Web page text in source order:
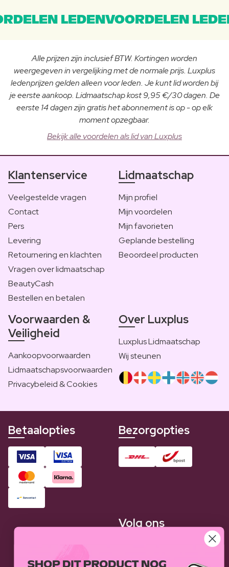
LEDENVOORDELEN
Alle prijzen zijn inclusief BTW. Kortingen worden
weergegeven in vergelijking met de normale prijs. Luxplus
ledenprijzen gelden alleen voor leden. Je kunt lid worden bij
je eerste aankoop. Lidmaatschap kost 9,95 €/30 dagen. De
eerste 14 dagen zijn gratis het abonnement is op - op elk
moment opzegbaar.
Bekijk alle voordelen als lid van Luxplus
Klantenservice
Veelgestelde vragen
Contact
Pers
Levering
Retournering en klachten
Vragen over lidmaatschap
BeautyCash
Bestellen en betalen
Lidmaatschap
Mijn profiel
Mijn voordelen
Mijn favorieten
Geplande bestelling
Beoordeel producten
Voorwaarden &
Veiligheid
Aankoopvoorwaarden
Lidmaatschapsvoorwaarden
Privacybeleid & Cookies
Over Luxplus
Luxplus Lidmaatschap
Wij steunen
Betaalopties Bezorgopties
Volg ons